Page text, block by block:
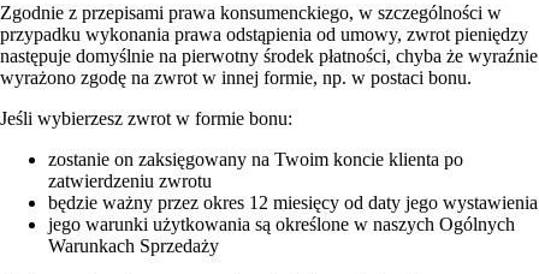
Zgodnie z przepisami prawa konsumenckiego, w szczególności w
przypadku wykonania prawa odstąpienia od umowy, zwrot pieniędzy
następuje domyślnie na pierwotny środek płatności, chyba że wyraźnie
wyrażono zgodę na zwrot w innej formie, np. w postaci bonu.
Jeśli wybierzesz zwrot w formie bonu:
zostanie on zaksięgowany na Twoim koncie klienta po
zatwierdzeniu zwrotu
będzie ważny przez okres 12 miesięcy od daty jego wystawienia
jego warunki użytkowania są określone w naszych Ogólnych
Warunkach Sprzedaży